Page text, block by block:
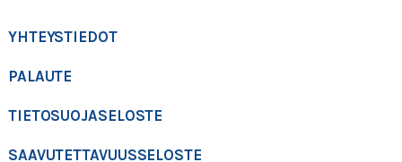
YHTEYSTIEDOT
PALAUTE
TIETOSUOJASELOSTE
SAAVUTETTAVUUSSELOSTE